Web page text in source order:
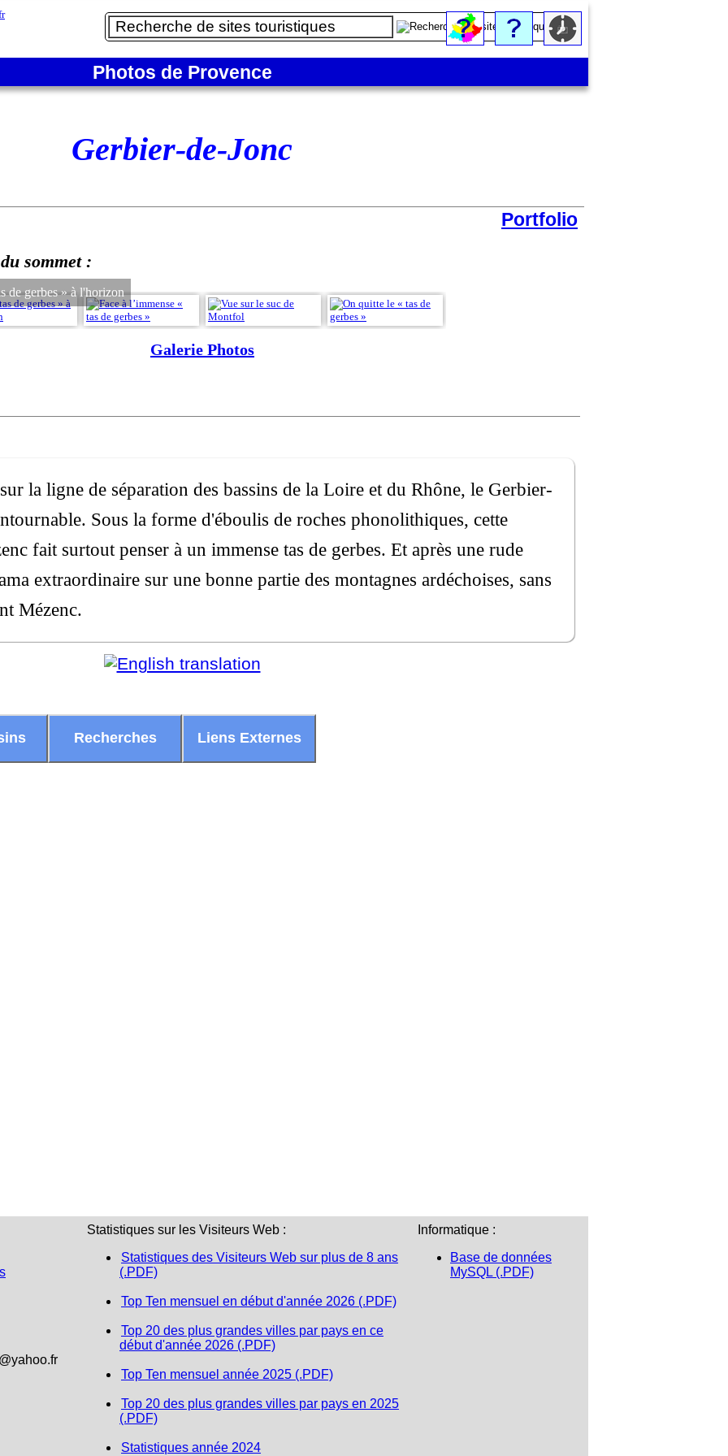
Photos de Provence
Gerbier-de-Jonc
Portfolio
sommet :
de gerbes » à l'horizon
Galerie Photos
la ligne de séparation des bassins de la Loire et du Rhône, le Gerbier-
Sous la forme d'éboulis de roches phonolithiques, cette
fait surtout penser à un immense tas de gerbes. Et après une rude
extraordinaire sur une bonne partie des montagnes ardéchoises, sans
Mézenc.
Recherches Liens Externes
Statistiques sur les Visiteurs Web :
Statistiques des Visiteurs Web sur plus de 8 ans
(.PDF)
Top Ten mensuel en début d'année 2026 (.PDF)
Top 20 des plus grandes villes par pays en ce
début d'année 2026 (.PDF)
Top Ten mensuel année 2025 (.PDF)
Top 20 des plus grandes villes par pays en 2025
(.PDF)
Statistiques année 2024
Informatique :
Base de données
MySQL (.PDF)